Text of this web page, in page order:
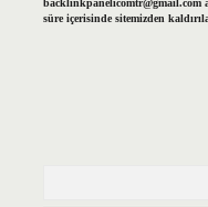
backlinkpanelicomtr@gmail.com
süre içerisinde sitemizden